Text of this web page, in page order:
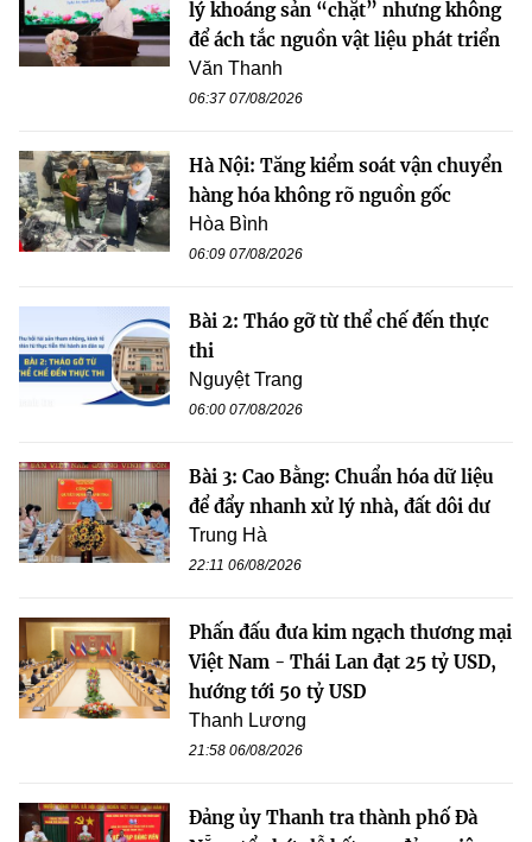
lý khoáng sản “chặt” nhưng không
để ách tắc nguồn vật liệu phát triển
Văn Thanh
06:37 07/08/2026
Hà Nội: Tăng kiểm soát vận chuyển
hàng hóa không rõ nguồn gốc
Hòa Bình
06:09 07/08/2026
Bài 2: Tháo gỡ từ thể chế đến thực
thi
Nguyệt Trang
06:00 07/08/2026
Bài 3: Cao Bằng: Chuẩn hóa dữ liệu
để đẩy nhanh xử lý nhà, đất dôi dư
Trung Hà
22:11 06/08/2026
Phấn đấu đưa kim ngạch thương mại
Việt Nam - Thái Lan đạt 25 tỷ USD,
hướng tới 50 tỷ USD
Thanh Lương
21:58 06/08/2026
Đảng ủy Thanh tra thành phố Đà